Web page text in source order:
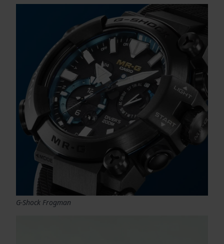
G-Shock Frogman